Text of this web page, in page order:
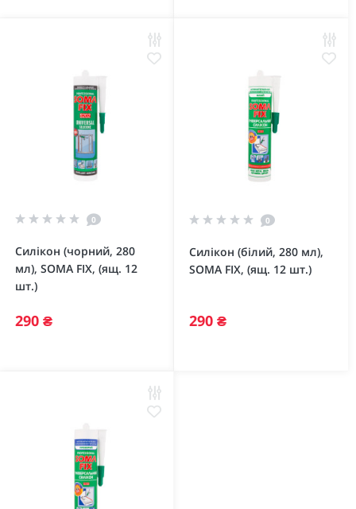
0
Силікон (чорний, 280
мл), SOMA FIX, (ящ. 12
шт.)
290 ₴
0
Силікон (білий, 280 мл),
SOMA FIX, (ящ. 12 шт.)
290 ₴